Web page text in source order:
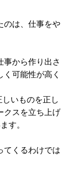
のは、仕事をや
事から作り出さ
可能性が高く
いものを正し
クスを立ち上げ
す。
てくるわけでは